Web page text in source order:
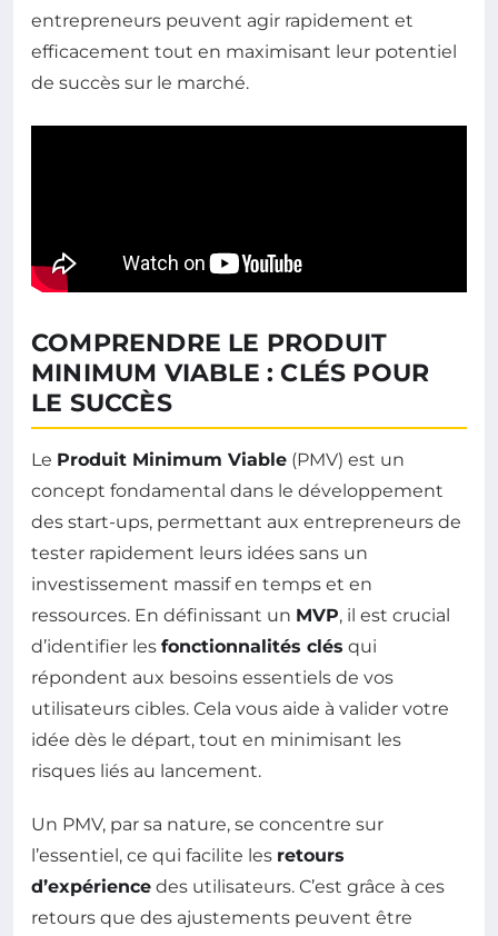
entrepreneurs peuvent agir rapidement et
efficacement tout en maximisant leur potentiel
de succès sur le marché.
COMPRENDRE LE PRODUIT
MINIMUM VIABLE : CLÉS POUR
LE SUCCÈS
Le Produit Minimum Viable (PMV) est un
concept fondamental dans le développement
des start-ups, permettant aux entrepreneurs de
tester rapidement leurs idées sans un
investissement massif en temps et en
ressources. En définissant un MVP, il est crucial
d’identifier les fonctionnalités clés qui
répondent aux besoins essentiels de vos
utilisateurs cibles. Cela vous aide à valider votre
idée dès le départ, tout en minimisant les
risques liés au lancement.
Un PMV, par sa nature, se concentre sur
l’essentiel, ce qui facilite les retours
d’expérience des utilisateurs. C’est grâce à ces
retours que des ajustements peuvent être